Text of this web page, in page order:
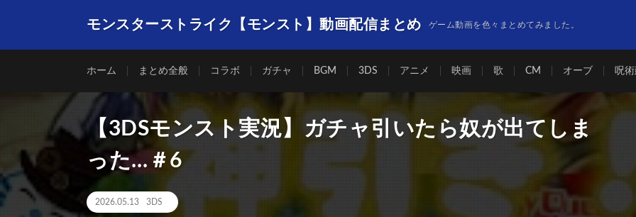
モンスターストライク【モンスト】動画配信まとめ ゲーム動画を色々まとめてみました。
ホーム まとめ全般 コラボ ガチャ BGM 3DS アニメ 映画 歌 CM オーブ 呪
【3DSモンスト実況】ガチャ引いたら奴が出てしま
った…＃6
2026.05.13 3DS